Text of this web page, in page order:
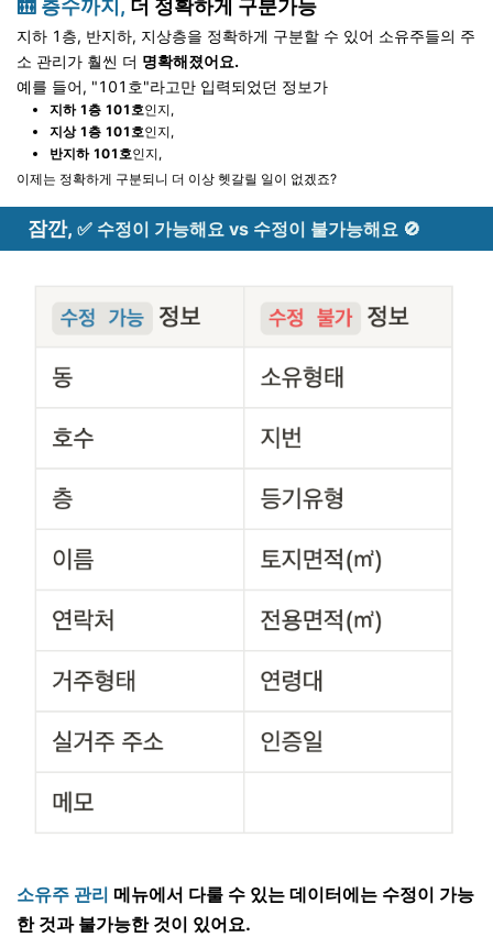
🛗 층수까지, 더 정확하게 구분가능
지하 1층, 반지하, 지상층을 정확하게 구분할 수 있어 소유주들의 주
소 관리가 훨씬 더 명확해졌어요.
예를 들어, "101호"라고만 입력되었던 정보가
지하 1층 101호인지,
지상 1층 101호인지,
반지하 101호인지,
이제는 정확하게 구분되니 더 이상 헷갈릴 일이 없겠죠?
잠깐, ✅ 수정이 가능해요 vs 수정이 불가능해요 🚫
소유주 관리 메뉴에서 다룰 수 있는 데이터에는 수정이 가능
한 것과 불가능한 것이 있어요.